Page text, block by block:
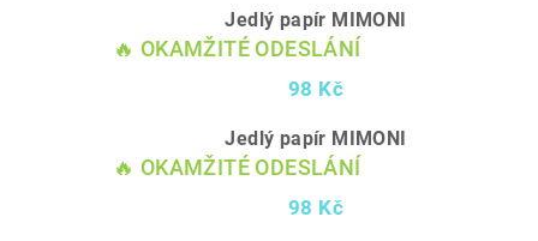
Jedlý papír MIMONI
🔥 OKAMŽITÉ ODESLÁNÍ
98 Kč
Jedlý papír MIMONI
🔥 OKAMŽITÉ ODESLÁNÍ
98 Kč